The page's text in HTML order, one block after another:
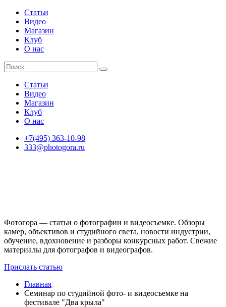
Статьи
Видео
Магазин
Клуб
О нас
Статьи
Видео
Магазин
Клуб
О нас
+7(495) 363-10-98
333@photogora.ru
Фотогора — статьи о фотографии и видеосъемке. Обзоры
камер, объективов и студийного света, новости индустрии,
обучение, вдохновение и разборы конкурсных работ. Свежие
материалы для фотографов и видеографов.
Прислать статью
Главная
Семинар по студийной фото- и видеосъемке на
фестивале "Два крыла"